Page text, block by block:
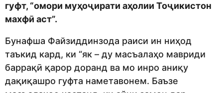
гуфт, “омори муҳоҷирати аҳолии Тоҷикистон
махфӣ аст”.
Бунафша Файзиддинзода раиси ин ниҳод
таъкид кард, ки “як – ду масъалаҳо мавриди
баррақӣ қарор доранд ва мо инро аниқу
дақиқашро гуфта наметавонем. Баъзе